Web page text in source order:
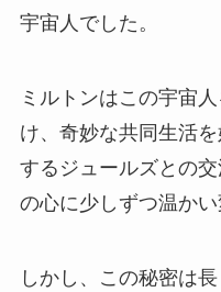
宇宙人でした。
ミルトンはこの宇宙
け、奇妙な共同生活
するジュールズとの
の心に少しずつ温かい
しかし、この秘密は